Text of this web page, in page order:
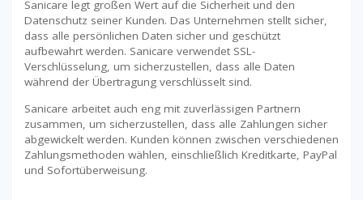
Sanicare legt großen Wert auf die Sicherheit und den
Datenschutz seiner Kunden. Das Unternehmen stellt sicher,
dass alle persönlichen Daten sicher und geschützt
aufbewahrt werden. Sanicare verwendet SSL-
Verschlüsselung, um sicherzustellen, dass alle Daten
während der Übertragung verschlüsselt sind.
Sanicare arbeitet auch eng mit zuverlässigen Partnern
zusammen, um sicherzustellen, dass alle Zahlungen sicher
abgewickelt werden. Kunden können zwischen verschiedenen
Zahlungsmethoden wählen, einschließlich Kreditkarte, PayPal
und Sofortüberweisung.